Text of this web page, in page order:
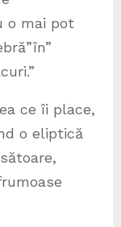
o mai pot
ce îi place,
o eliptică